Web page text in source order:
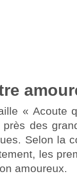
« Acoute
près des
Selon la
les
amoureux.